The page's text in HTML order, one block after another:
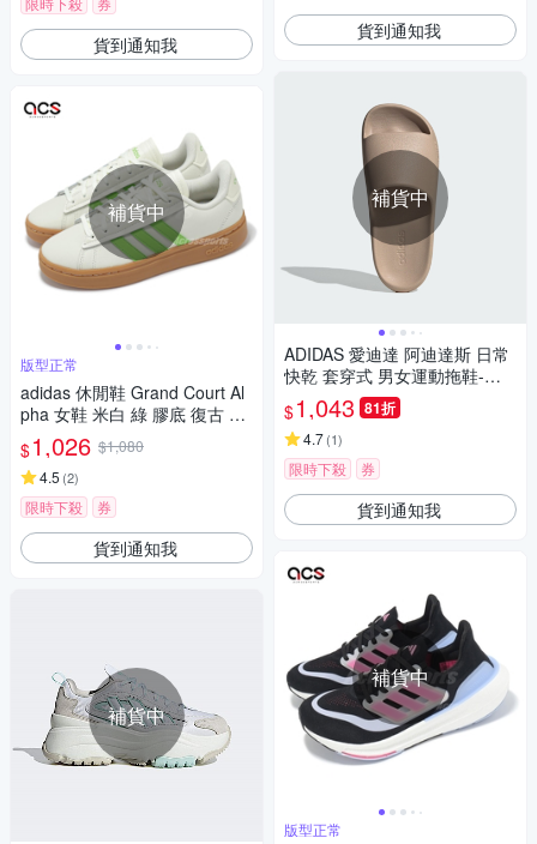
貨到通知我
補貨中
版型正常
adidas 休閒鞋 Grand Court Al
pha 女鞋 米白 綠 膠底 復古 愛
迪達 IG0661
$1,026 $1,080
4.5 (2)
限時下殺 券
貨到通知我
補貨中
貨到通知我
補貨中
ADIDAS 愛迪達 阿迪達斯 日常
快乾 套穿式 男女運動拖鞋-奶
茶色 ADILETTE LUMIA-JP957
9
$1,043 81折
4.7(1)
限時下殺 券
貨到通知我
補貨中
版型正常